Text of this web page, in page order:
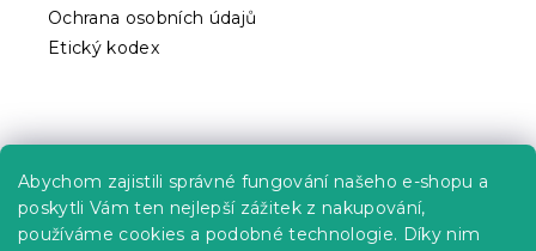
Abychom zajistili správné fungování našeho e-shopu a
poskytli Vám ten nejlepší zážitek z nakupování,
používáme cookies a podobné technologie. Díky nim
Ochrana osobních údajů
Etický kodex
Kariéra
Poptávky a B2B spolupráce